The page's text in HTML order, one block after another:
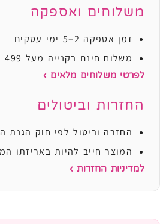
משלוחים ואספקה
זמן אספקה 2–5 ימי עסקים
משלוח חינם בקנייה מעל 499 ₪
לפרטי משלוחים מלאים ›
החזרות וביטולים
החזרה וביטול לפי חוק הגנת
המוצר חייב להיות באריזתו
למדיניות החזרות ›